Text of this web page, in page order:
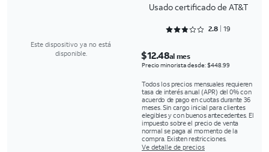
Usado certificado de AT&T
Rated 2.8947 out of 5
2.8 19
Este dispositivo ya no está
disponible.
$12.48al mes
Precio minorista desde: $448.99
Todos los precios mensuales requieren
tasa de interés anual (APR) del 0% con
acuerdo de pago en cuotas durante 36
meses. Sin cargo inicial para clientes
elegibles y con buenos antecedentes. El
impuesto sobre el precio de venta
normal se paga al momento de la
compra. Existen restricciones.
Ve detalle de precios